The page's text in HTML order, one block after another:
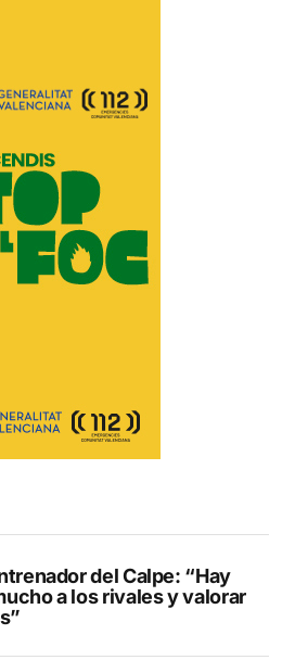
del Calpe: “Hay
a los rivales y valorar